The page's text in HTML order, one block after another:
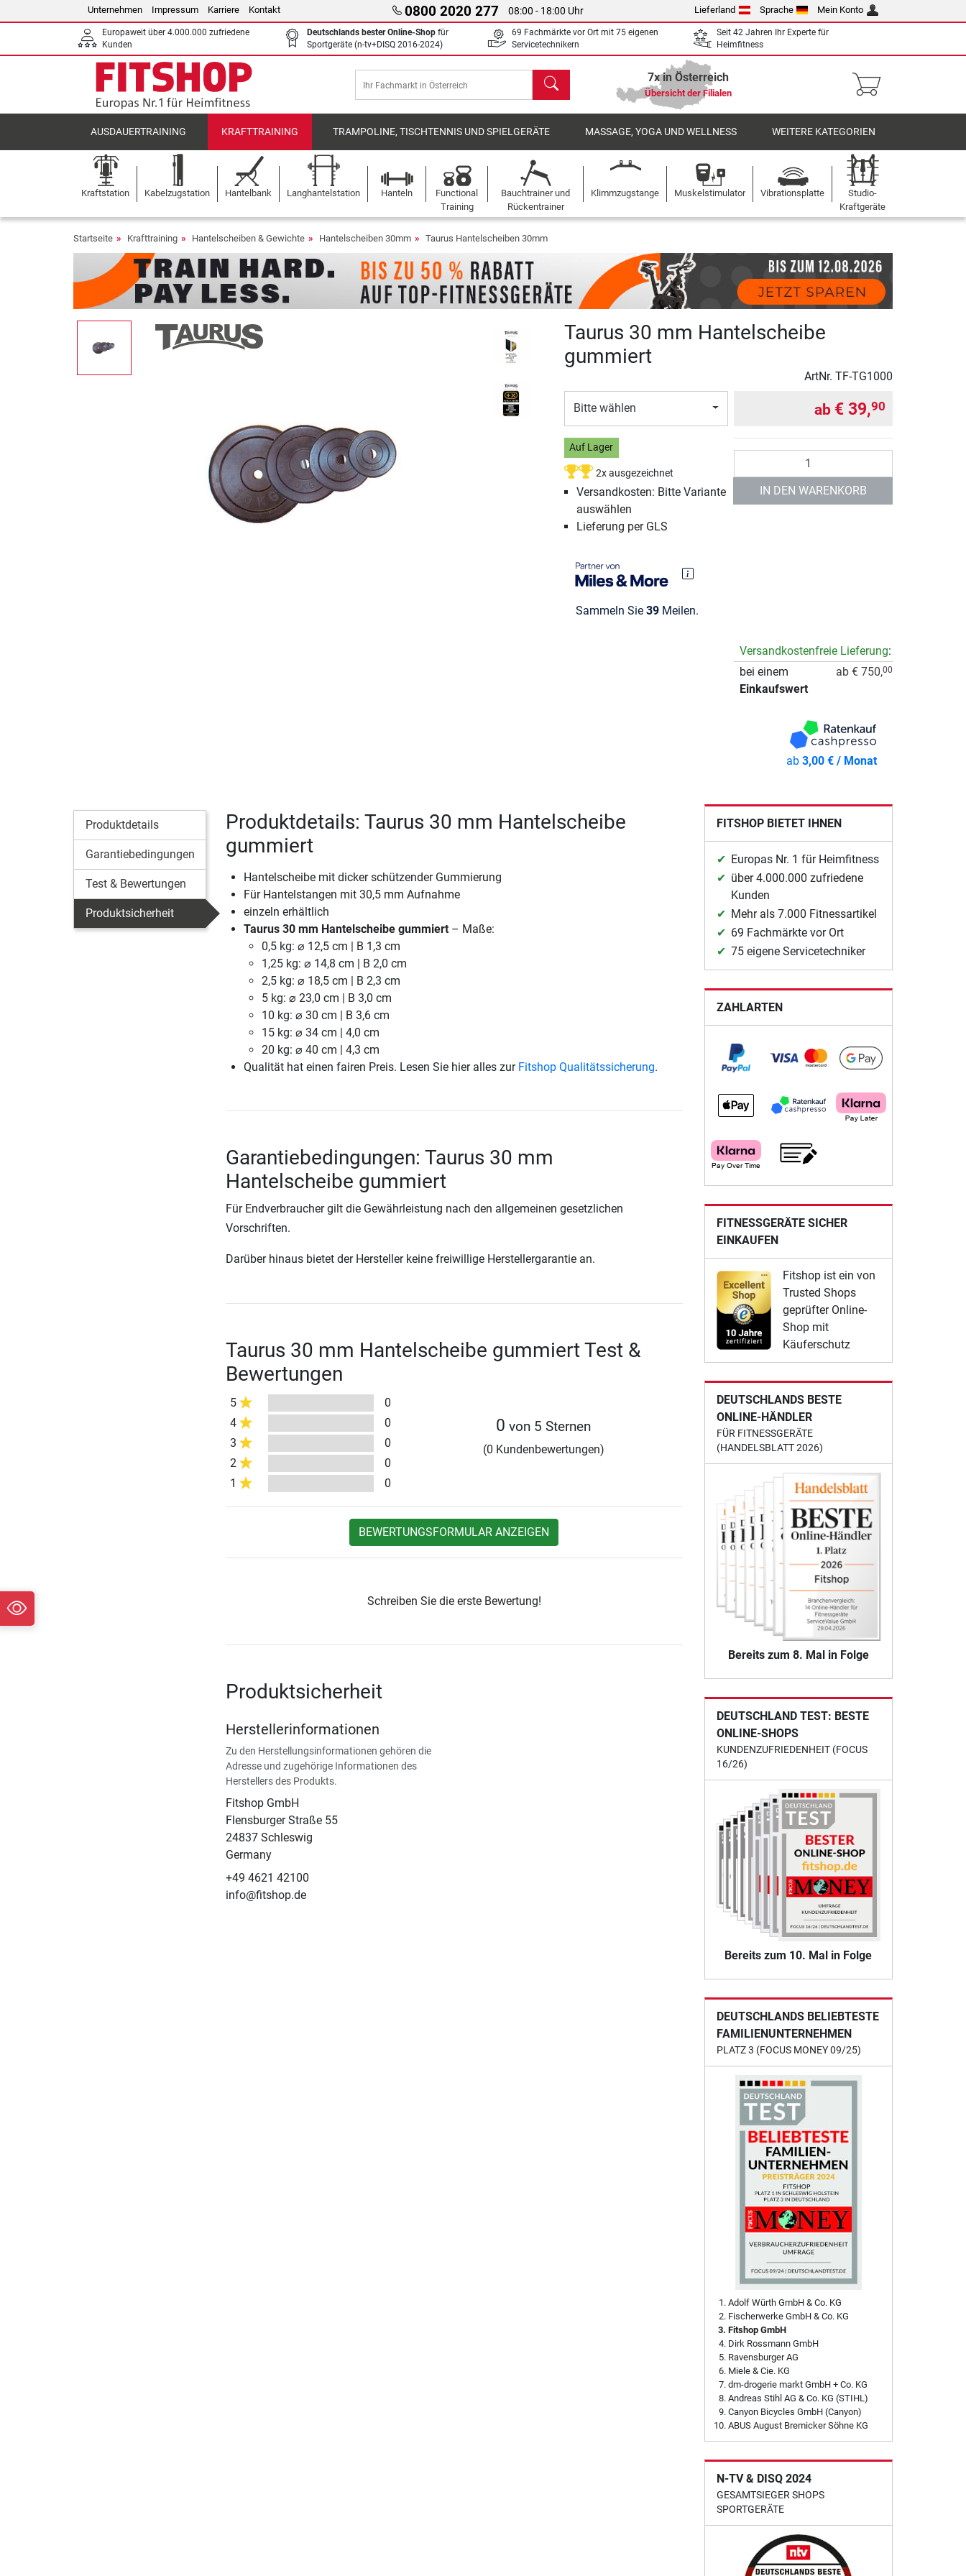
Unternehmen Impressum Karriere Kontakt 0800 2020 277 08:00 - 18:00 Uhr Lieferland Sprache Mein Konto
Europaweit über 4.000.000 zufriedene
Kunden
Deutschlands bester Online-Shop für
Sportgeräte (n-tv+DISQ 2016-2024)
69 Fachmärkte vor Ort mit 75 eigenen
Servicetechnikern
Seit 42 Jahren Ihr Experte für
Heimfitness
Suchen 7x in Österreich
Übersicht der Filialen
AUSDAUERTRAINING KRAFTTRAINING TRAMPOLINE, TISCHTENNIS UND SPIELGERÄTE MASSAGE, YOGA UND WELLNESS WEITERE KATEGORIEN
Kraftstation Kabelzugstation Hantelbank Langhantelstation Hanteln
Functional
Training
Bauchtrainer und
Rückentrainer
Klimmzugstange Muskelstimulator Vibrationsplatte
Studio-
Kraftgeräte
Startseite Krafttraining Hantelscheiben & Gewichte Hantelscheiben 30mm Taurus Hantelscheiben 30mm
Taurus 30 mm Hantelscheibe
gummiert
ArtNr. TF-TG1000
Bitte wählen
Auf Lager
2x ausgezeichnet
Versandkosten: Bitte Variante
auswählen
Lieferung per GLS
Sammeln Sie 39Meilen.
ab € 39,90
IN DEN WARENKORB
Versandkostenfreie Lieferung:
bei einem
Einkaufswert
ab € 750,00
ab3,00 € / Monat
Produktdetails
Garantiebedingungen
Test & Bewertungen
Produktsicherheit
Produktdetails: Taurus 30 mm Hantelscheibe
gummiert
Hantelscheibe mit dicker schützender Gummierung
Für Hantelstangen mit 30,5 mm Aufnahme
einzeln erhältlich
Taurus 30 mm Hantelscheibe gummiert– Maße:
0,5 kg: ⌀ 12,5 cm | B 1,3 cm
1,25 kg: ⌀ 14,8 cm | B 2,0 cm
2,5 kg: ⌀ 18,5 cm | B 2,3 cm
5 kg: ⌀ 23,0 cm | B 3,0 cm
10 kg: ⌀ 30 cm | B 3,6 cm
15 kg: ⌀ 34 cm | 4,0 cm
20 kg: ⌀ 40 cm | 4,3 cm
Qualität hat einen fairen Preis. Lesen Sie hier alles zur Fitshop Qualitätssicherung.
Garantiebedingungen: Taurus 30 mm
Hantelscheibe gummiert
Für Endverbraucher gilt die Gewährleistung nach den allgemeinen gesetzlichen
Vorschriften.
Darüber hinaus bietet der Hersteller keine freiwillige Herstellergarantie an.
Taurus 30 mm Hantelscheibe gummiert Test &
Bewertungen
5
0
4
0
3
0
2
0
1
0
0 von 5 Sternen
(0 Kundenbewertungen)
BEWERTUNGSFORMULAR ANZEIGEN
Schreiben Sie die erste Bewertung!
Produktsicherheit
Herstellerinformationen
Zu den Herstellungsinformationen gehören die
Adresse und zugehörige Informationen des
Herstellers des Produkts.
Fitshop GmbH
Flensburger Straße 55
24837 Schleswig
Germany
+49 4621 42100
info@fitshop.de
FITSHOP BIETET IHNEN
Europas Nr. 1 für Heimfitness
über 4.000.000 zufriedene
Kunden
Mehr als 7.000 Fitnessartikel
69 Fachmärkte vor Ort
75 eigene Servicetechniker
ZAHLARTEN
FITNESSGERÄTE SICHER
EINKAUFEN
Fitshop ist ein von
Trusted Shops
geprüfter Online-
Shop mit
Käuferschutz
DEUTSCHLANDS BESTE
ONLINE-HÄNDLER
FÜR FITNESSGERÄTE
(HANDELSBLATT 2026)
Bereits zum 8. Mal in Folge
DEUTSCHLAND TEST: BESTE
ONLINE-SHOPS
KUNDENZUFRIEDENHEIT (FOCUS
16/26)
Bereits zum 10. Mal in Folge
DEUTSCHLANDS BELIEBTESTE
FAMILIENUNTERNEHMEN
PLATZ 3 (FOCUS MONEY 09/25)
Adolf Würth GmbH & Co. KG
Fischerwerke GmbH & Co. KG
Fitshop GmbH
Dirk Rossmann GmbH
Ravensburger AG
Miele & Cie. KG
dm-drogerie markt GmbH + Co. KG
Andreas Stihl AG & Co. KG (STIHL)
Canyon Bicycles GmbH (Canyon)
ABUS August Bremicker Söhne KG
N-TV & DISQ 2024
GESAMTSIEGER SHOPS
SPORTGERÄTE